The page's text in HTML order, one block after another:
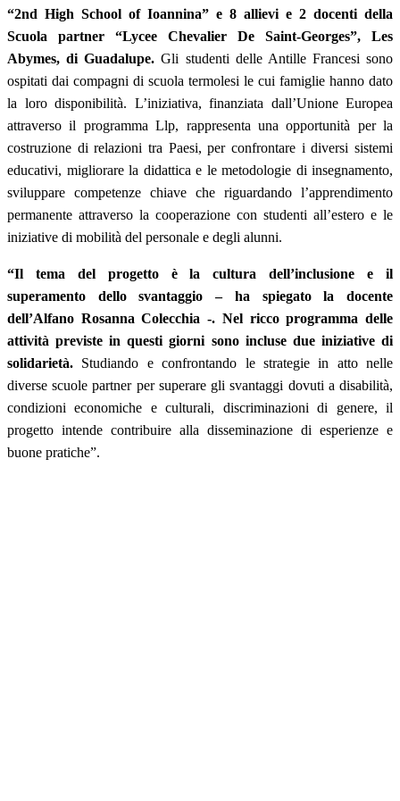
“2nd High School of Ioannina” e 8 allievi e 2 docenti della
Scuola partner “Lycee Chevalier De Saint-Georges”, Les
Abymes, di Guadalupe. Gli studenti delle Antille Francesi sono
ospitati dai compagni di scuola termolesi le cui famiglie hanno dato
la loro disponibilità. L’iniziativa, finanziata dall’Unione Europea
attraverso il programma Llp, rappresenta una opportunità per la
costruzione di relazioni tra Paesi, per confrontare i diversi sistemi
educativi, migliorare la didattica e le metodologie di insegnamento,
sviluppare competenze chiave che riguardando l’apprendimento
permanente attraverso la cooperazione con studenti all’estero e le
iniziative di mobilità del personale e degli alunni.
“Il tema del progetto è la cultura dell’inclusione e il
superamento dello svantaggio – ha spiegato la docente
dell’Alfano Rosanna Colecchia -. Nel ricco programma delle
attività previste in questi giorni sono incluse due iniziative di
solidarietà. Studiando e confrontando le strategie in atto nelle
diverse scuole partner per superare gli svantaggi dovuti a disabilità,
condizioni economiche e culturali, discriminazioni di genere, il
progetto intende contribuire alla disseminazione di esperienze e
buone pratiche”.